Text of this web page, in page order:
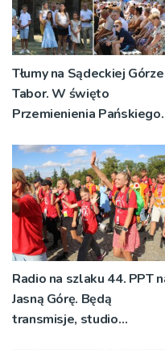
Tłumy na Sądeckiej Górze
Tabor. W święto
Przemienienia Pańskiego
znaczeniu Sakramentów
[ZDJĘCIA]
Radio na szlaku 44. PPT
Jasną Górę. Będą
transmisje, studio